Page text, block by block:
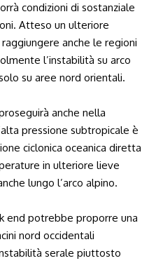
condizioni di sostanziale
Atteso un ulteriore
anche le regioni
l’instabilità su arco
su aree nord orientali.
anche nella
pressione subtropicale è
ciclonica oceanica diretta
in ulteriore lieve
lungo l’arco alpino.
end potrebbe proporre una
nord occidentali
serale piuttosto